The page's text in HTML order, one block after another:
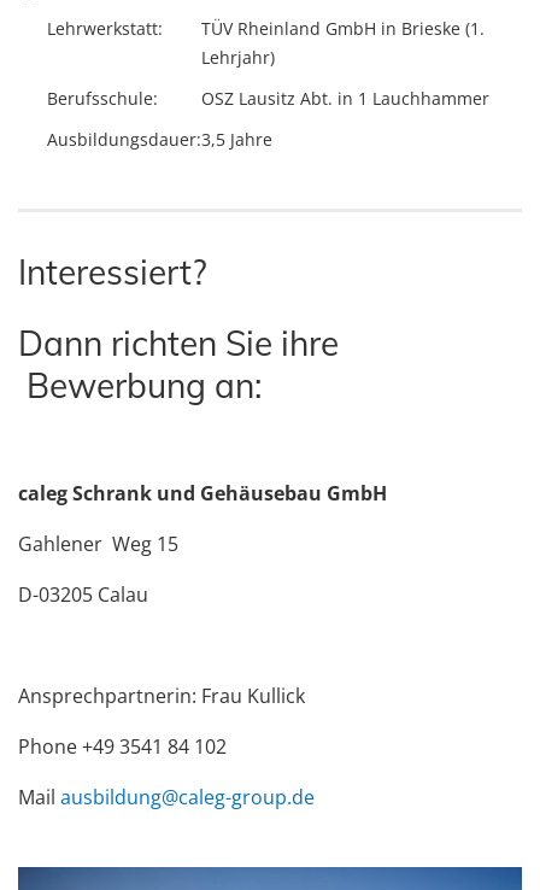
Lehrwerkstatt:
TÜV Rheinland GmbH in Brieske (1.
Lehrjahr)
Berufsschule:
OSZ Lausitz Abt. in 1 Lauchhammer
Ausbildungsdauer:3,5 Jahre
Interessiert?
Dann richten Sie ihre
Bewerbung an:
caleg Schrank und Gehäusebau GmbH
Gahlener Weg 15
D-03205 Calau
Ansprechpartnerin: Frau Kullick
Phone +49 3541 84 102
Mail ausbildung@caleg-group.de